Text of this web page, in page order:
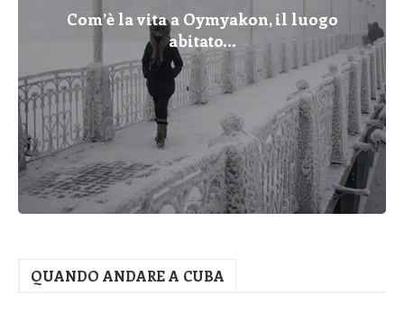
Com’è la vita a Oymyakon, il luogo
abitato...
QUANDO ANDARE A CUBA